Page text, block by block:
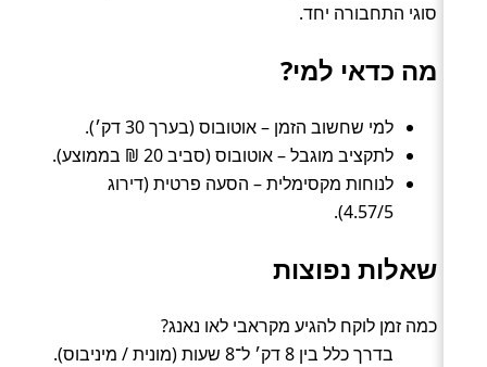
סוגי התחבורה יחד.
מה כדאי למי?
למי שחשוב הזמן – אוטובוס (בערך 30 דק׳).
לתקציב מוגבל – אוטובוס (סביב 20 ₪ בממוצע).
לנוחות מקסימלית – הסעה פרטית (דירוג
4.57/5).
שאלות נפוצות
כמה זמן לוקח להגיע מקראבי לאו נאנג?
בדרך כלל בין 8 דק׳ ל־8 שעות (מונית / מיניבוס).